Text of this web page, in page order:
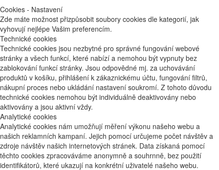
Cookies - Nastavení
Zde máte možnost přizpůsobit soubory cookies dle kategorií, jak
vyhovují nejlépe Vašim preferencím.
Technické cookies
Technické cookies jsou nezbytné pro správné fungování webové
stránky a všech funkcí, které nabízí a nemohou být vypnuty bez
zablokování funkcí stránky. Jsou odpovědné mj. za uchovávání
produktů v košíku, přihlášení k zákaznickému účtu, fungování filtrů,
nákupní proces nebo ukládání nastavení soukromí. Z tohoto důvodu
technické cookies nemohou být individuálně deaktivovány nebo
aktivovány a jsou aktivní vždy.
Analytické cookies
Analytické cookies nám umožňují měření výkonu našeho webu a
našich reklamních kampaní. Jejich pomocí určujeme počet návštěv a
zdroje návštěv našich internetových stránek. Data získaná pomocí
těchto cookies zpracováváme anonymně a souhrnně, bez použití
identifikátorů, které ukazují na konkrétní uživatelé našeho webu.